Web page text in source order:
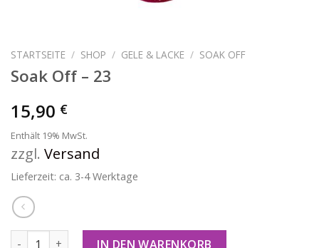
STARTSEITE / SHOP / GELE & LACKE / SOAK OFF
Soak Off – 23
15,90 €
Enthält 19% MwSt.
zzgl. Versand
Lieferzeit: ca. 3-4 Werktage
Soak Off - 23 MengeIN DEN WARENKORB